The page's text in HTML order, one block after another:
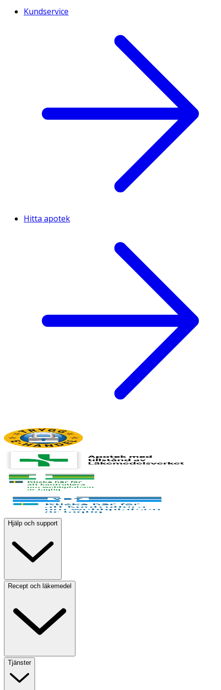
Kundservice
Hitta apotek
Hjälp och support
Recept och läkemedel
Tjänster